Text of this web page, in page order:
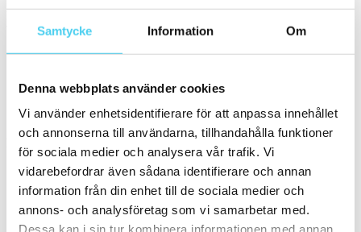
Samtycke Information Om
Denna webbplats använder cookies
Vi använder enhetsidentifierare för att anpassa innehållet
och annonserna till användarna, tillhandahålla funktioner
för sociala medier och analysera vår trafik. Vi
vidarebefordrar även sådana identifierare och annan
information från din enhet till de sociala medier och
annons- och analysföretag som vi samarbetar med.
Dessa kan i sin tur kombinera informationen med annan
Välj en eller flera färger:
Svart(1)
Storlek
ca 20x20 cm
Små (5 - 20 cm)(2)
ca 15x(2)
ca 15x15 cm(1)